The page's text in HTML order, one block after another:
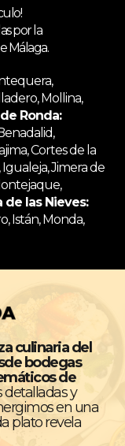
por la
Málaga.
Mollina,
Ronda:
Cortes de la
Jimera de
de las Nieves:
Istán, Monda,
culinaria del
bodegas
de
detalladas y
en una
plato revela